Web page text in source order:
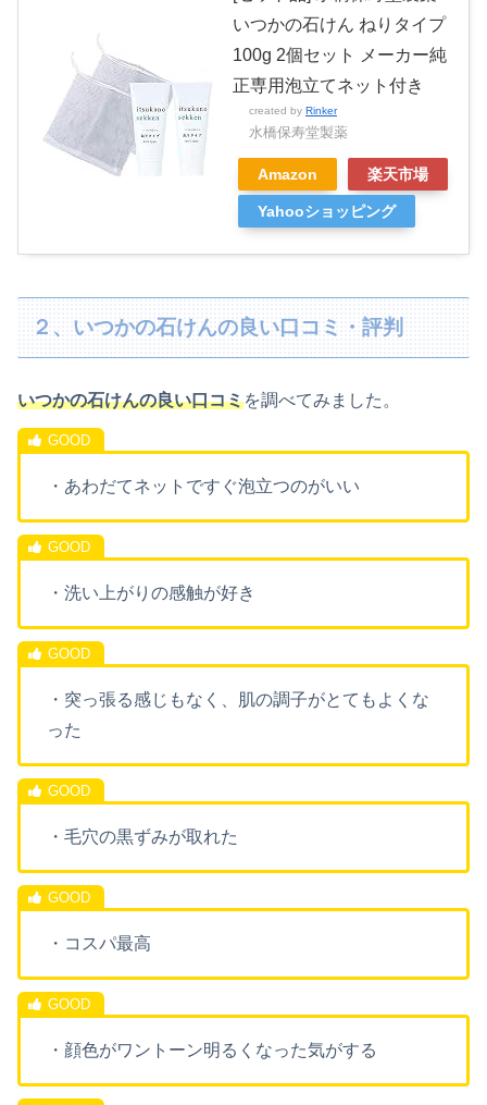
いつかの石けん ねりタイプ
100g 2個セット メーカー純
正専用泡立てネット付き
created by Rinker
水橋保寿堂製薬
Amazon 楽天市場
Yahooショッピング
２、いつかの石けんの良い口コミ・評判
いつかの石けんの良い口コミを調べてみました。
・あわだてネットですぐ泡立つのがいい
・洗い上がりの感触が好き
・突っ張る感じもなく、肌の調子がとてもよくな
った
・毛穴の黒ずみが取れた
・コスパ最高
・顔色がワントーン明るくなった気がする